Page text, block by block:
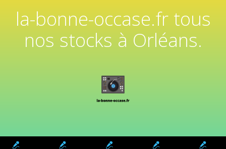
la-bonne-occase.fr tous
nos stocks à Orléans.